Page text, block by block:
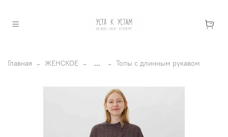
Главная ЖЕНСКОЕ ... Топы с длинным рукавом